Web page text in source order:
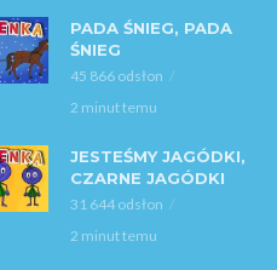
PADA ŚNIEG, PADA
ŚNIEG
45 866 odsłon
2 minut temu
JESTEŚMY JAGÓDKI,
CZARNE JAGÓDKI
31 644 odsłon
2 minut temu